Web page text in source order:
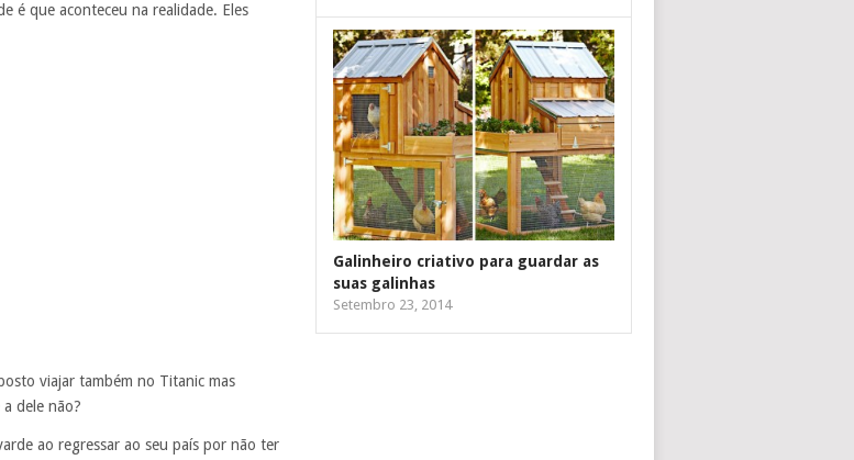
é que aconteceu na realidade. Eles
viajar também no Titanic mas
dele não?
ao regressar ao seu país por não ter
Galinheiro criativo para guardar as
suas galinhas
Setembro 23, 2014